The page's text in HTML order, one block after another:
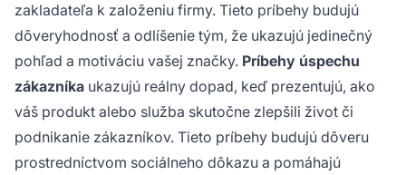
zakladateľa k založeniu firmy. Tieto príbehy budujú
dôveryhodnosť a odlíšenie tým, že ukazujú jedinečný
pohľad a motiváciu vašej značky. Príbehy úspechu
zákazníka ukazujú reálny dopad, keď prezentujú, ako
váš produkt alebo služba skutočne zlepšili život či
podnikanie zákazníkov. Tieto príbehy budujú dôveru
prostredníctvom sociálneho dôkazu a pomáhajú